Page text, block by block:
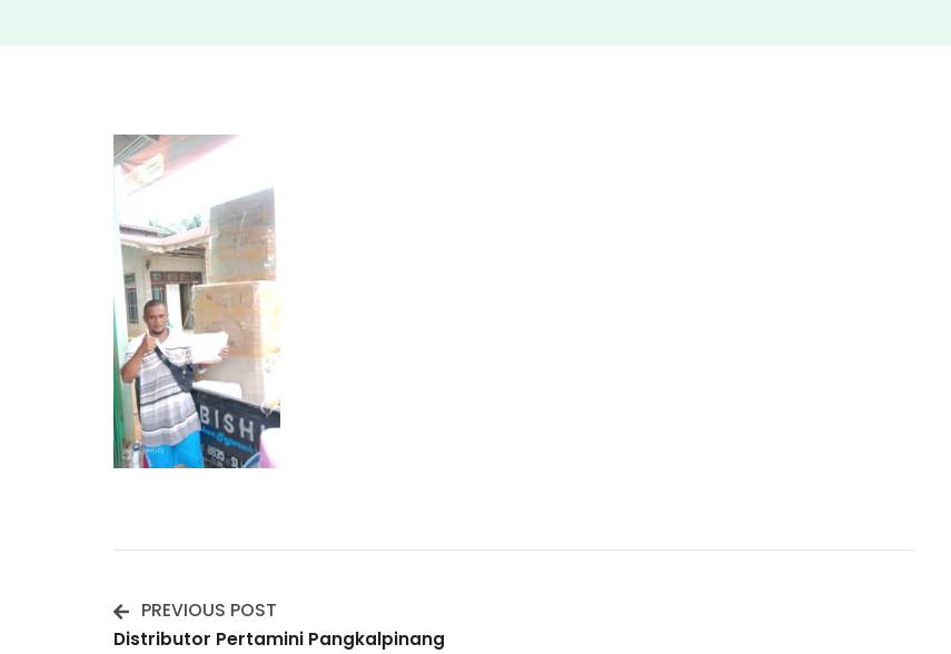
Post
PREVIOUS POST
Distributor Pertamini Pangkalpinang